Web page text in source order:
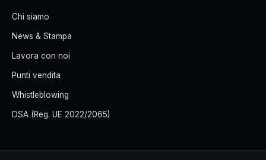
Chi siamo
News & Stampa
Lavora con noi
Punti vendita
Whistleblowing
DSA (Reg. UE 2022/2065)